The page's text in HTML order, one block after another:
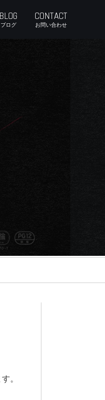
BLOG
ブログ
CONTACT
お問い合わせ
。